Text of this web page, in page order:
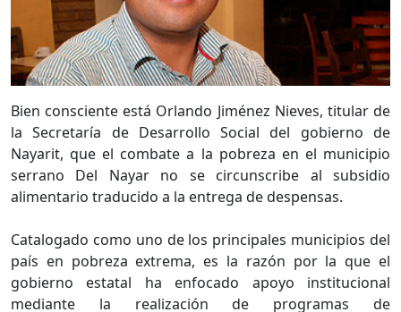
Bien consciente está Orlando Jiménez Nieves, titular de
la Secretaría de Desarrollo Social del gobierno de
Nayarit, que el combate a la pobreza en el municipio
serrano Del Nayar no se circunscribe al subsidio
alimentario traducido a la entrega de despensas.
Catalogado como uno de los principales municipios del
país en pobreza extrema, es la razón por la que el
gobierno estatal ha enfocado apoyo institucional
mediante la realización de programas de